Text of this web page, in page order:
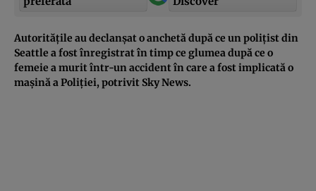
Autoritățile au declanșat o anchetă după ce un polițist din
Seattle a fost înregistrat în timp ce glumea după ce o
femeie a murit într-un accident în care a fost implicată o
mașină a Poliției, potrivit Sky News.